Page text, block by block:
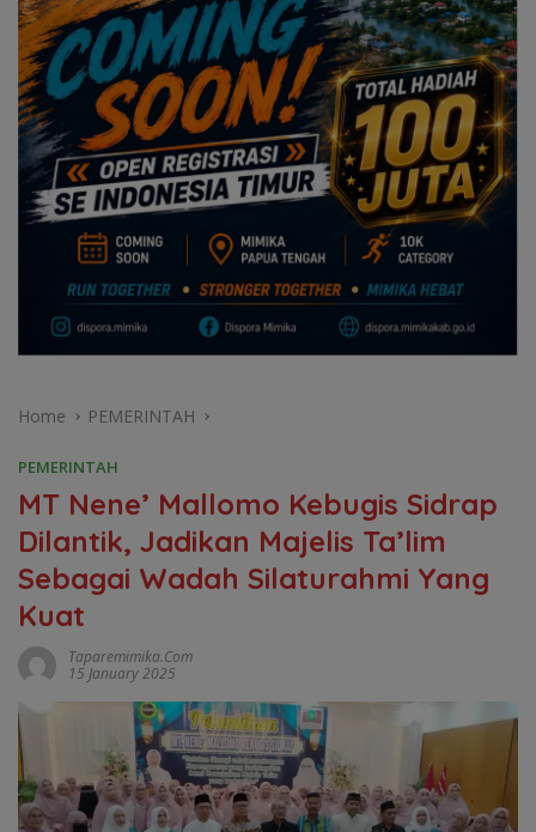
Home PEMERINTAH
PEMERINTAH
MT Nene’ Mallomo Kebugis Sidrap
Dilantik, Jadikan Majelis Ta’lim
Sebagai Wadah Silaturahmi Yang
Kuat
Taparemimika.com
15 January 2025